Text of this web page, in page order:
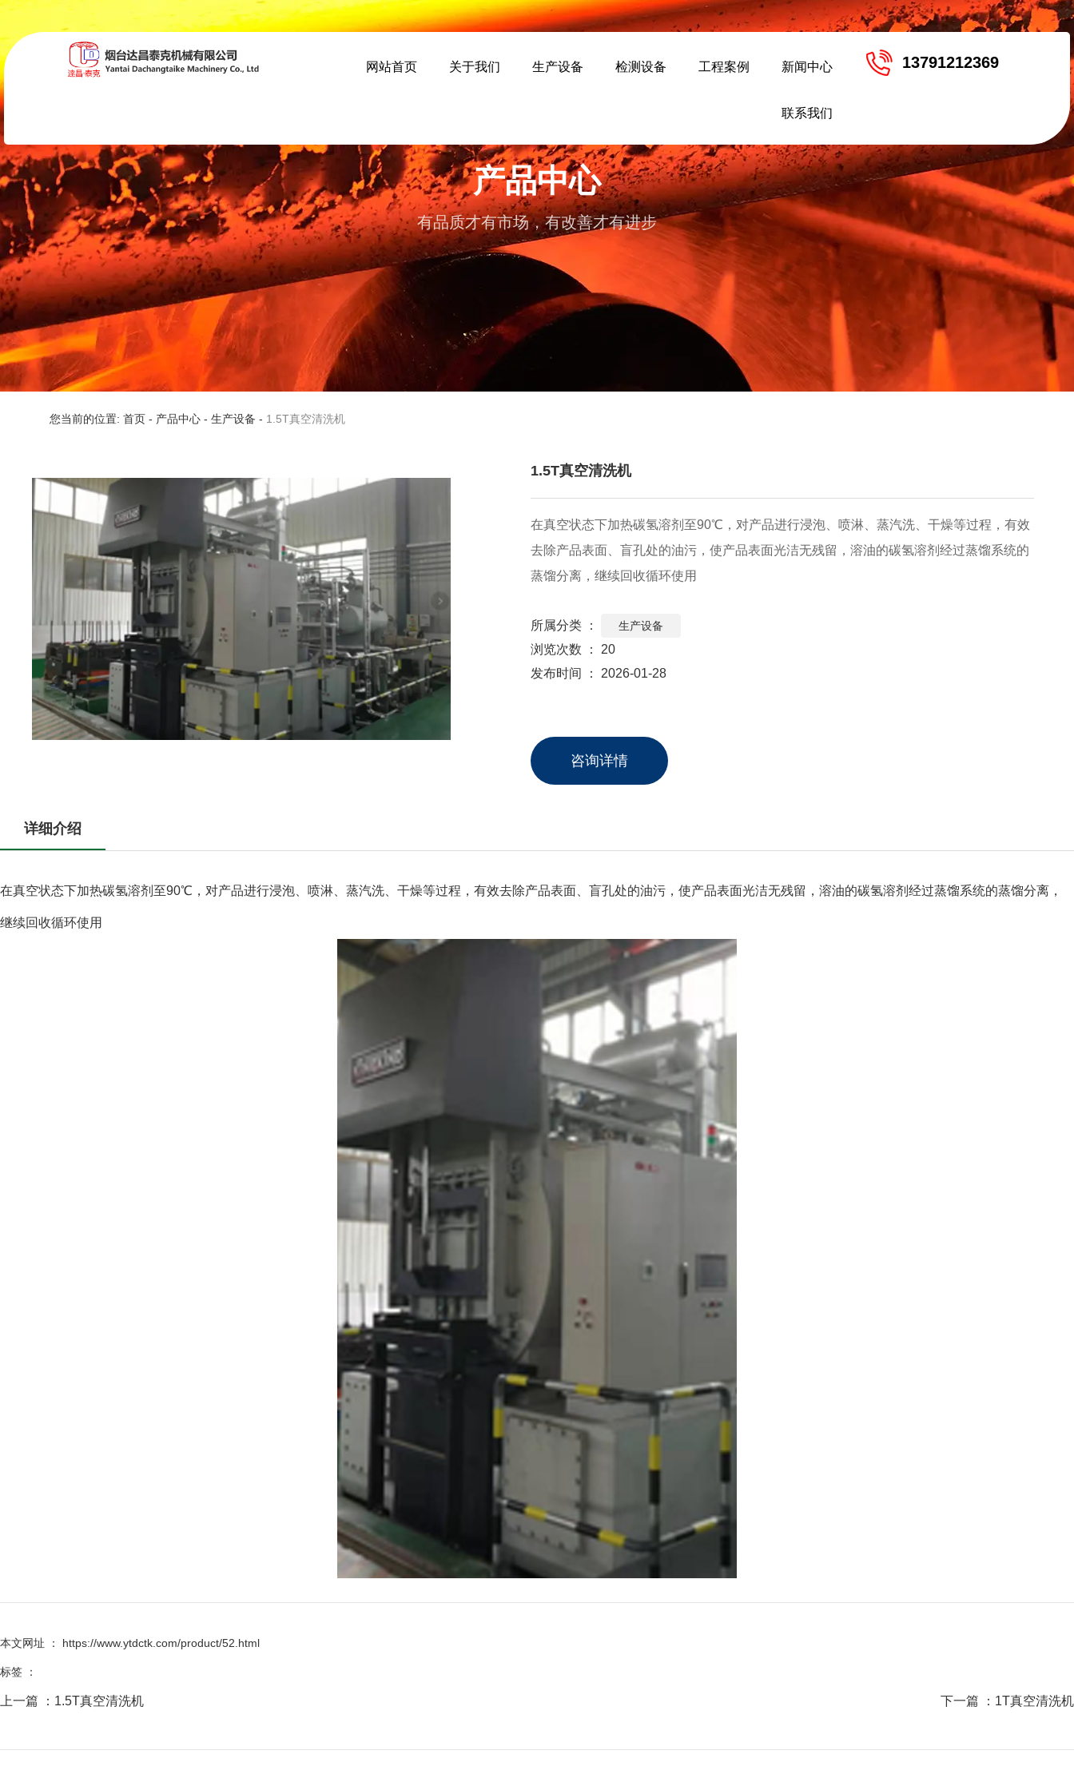
网站首页 关于我们 生产设备 检测设备 工程案例 新闻中心
联系我们
13791212369
产品中心
有品质才有市场，有改善才有进步
您当前的位置: 首页 - 产品中心 - 生产设备 - 1.5T真空清洗机
1.5T真空清洗机
在真空状态下加热碳氢溶剂至90℃，对产品进行浸泡、喷淋、蒸汽洗、干燥等过程，有效
去除产品表面、盲孔处的油污，使产品表面光洁无残留，溶油的碳氢溶剂经过蒸馏系统的
蒸馏分离，继续回收循环使用
所属分类 ： 生产设备
浏览次数 ： 20
发布时间 ： 2026-01-28
咨询详情
详细介绍
在真空状态下加热碳氢溶剂至90℃，对产品进行浸泡、喷淋、蒸汽洗、干燥等过程，有效去除产品表面、盲孔处的油污，使产品表面光洁无残留，溶油的碳氢溶剂经过蒸馏系统的蒸馏分离，
继续回收循环使用
本文网址 ： https://www.ytdctk.com/product/52.html
标签 ：
上一篇 ： 1.5T真空清洗机 下一篇 ： 1T真空清洗机